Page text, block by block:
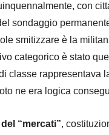
con
sondaggio
smitizzare è la
categorico è stato
classe rappresentava
ne era logica
“mercati”,